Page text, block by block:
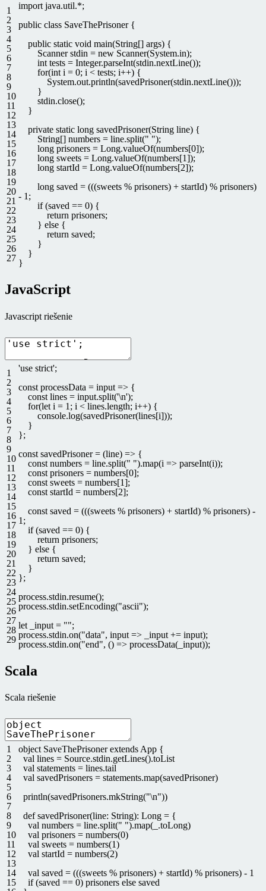
1
2
3
4
5
6
7
8
9
10
11
12
13
14
15
16
17
18
19
20
21
22
23
24
25
26
27
importjava.util.*;
public class SaveThePrisoner {
public static void main(String[] args) {
Scannerstdin = new Scanner(System.in);
int tests = Integer.parseInt(stdin.nextLine());
for(int i = 0; i < tests; i++) {
System.out.println(savedPrisoner(stdin.nextLine()));
}
stdin.close();
}
private static long savedPrisoner(String line) {
String[] numbers = line.split(" ");
long prisoners = Long.valueOf(numbers[0]);
long sweets = Long.valueOf(numbers[1]);
long startId = Long.valueOf(numbers[2]);
long saved = (((sweets % prisoners) + startId) % prisoners)
- 1;
if (saved == 0) {
return prisoners;
} else {
return saved;
}
}
}
JavaScript
Javascript riešenie
1
2
3
4
5
6
7
8
9
10
11
12
13
14
15
16
17
18
19
20
21
22
23
24
25
26
27
28
29
'use strict';
const processData = input => {
const lines = input.split('\n');
for(let i = 1 ; i < lines.length; i++) {
console.log(savedPrisoner(lines[i]));
}
};
const savedPrisoner = (line) => {
const numbers = line.split(" ").map(i => parseInt(i));
const prisoners = numbers[0];
const sweets = numbers[1];
const startId = numbers[2];
const saved = (((sweets % prisoners) + startId) % prisoners) -
1 ;
if (saved == 0) {
return prisoners;
} else {
return saved;
}
};
process.stdin.resume();
process.stdin.setEncoding("ascii");
let
_input = "";
process.stdin.on("data", input => _input += input);
process.stdin.on("end", () => processData( _input));
Scala
Scala riešenie
1
2
3
4
5
6
7
8
9
10
11
12
13
14
15
object SaveThePrisoner extends App {
val lines = Source.stdin.getLines().toList
val statements = lines.tail
val savedPrisoners = statements.map(savedPrisoner)
println(savedPrisoners.mkString("\n"))
defsavedPrisoner(line: String): Long = {
val numbers = line.split(" ").map( .toLong)
val prisoners = numbers(0)
val sweets = numbers(1)
val startId = numbers(2)
val saved = (((sweets % prisoners) + startId) % prisoners) - 1
if (saved == 0) prisoners else saved